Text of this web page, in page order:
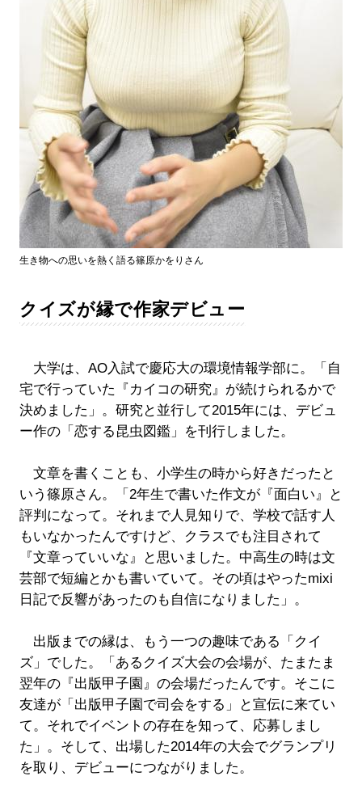
生き物への思いを熱く語る篠原かをりさん
クイズが縁で作家デビュー
大学は、AO入試で慶応大の環境情報学部に。「自
宅で行っていた『カイコの研究』が続けられるかで
決めました」。研究と並行して2015年には、デビュ
ー作の「恋する昆虫図鑑」を刊行しました。
文章を書くことも、小学生の時から好きだったと
いう篠原さん。「2年生で書いた作文が『面白い』と
評判になって。それまで人見知りで、学校で話す人
もいなかったんですけど、クラスでも注目されて
『文章っていいな』と思いました。中高生の時は文
芸部で短編とかも書いていて。その頃はやったmixi
日記で反響があったのも自信になりました」。
出版までの縁は、もう一つの趣味である「クイ
ズ」でした。「あるクイズ大会の会場が、たまたま
翌年の『出版甲子園』の会場だったんです。そこに
友達が「出版甲子園で司会をする」と宣伝に来てい
て。それでイベントの存在を知って、応募しまし
た」。そして、出場した2014年の大会でグランプリ
を取り、デビューにつながりました。